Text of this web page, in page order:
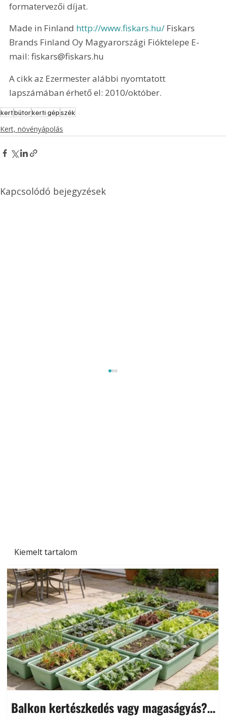
Kiemelt tartalom
Balkon kertészkedés vagy magaságyás?
formatervezői díjat.
Made in Finland http://www.fiskars.hu/ Fiskars
Brands Finland Oy Magyarországi Fióktelepe E-
mail: fiskars@fiskars.hu
A cikk az Ezermester alábbi nyomtatott
lapszámában érhető el: 2010/október.
kertbútorkerti gépszék
Kert, növényápolás
Kapcsolódó bejegyzések